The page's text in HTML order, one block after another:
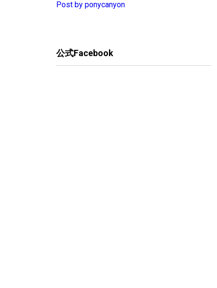
Post by ponycanyon
公式Facebook